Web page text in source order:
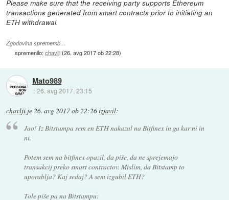
Please make sure that the receiving party supports Ethereum
transactions generated from smart contracts prior to initiating an
ETH withdrawal.
Zgodovina sprememb…
spremenilo:chavlji(26. avg 2017 ob 22:28)
Mato989
::26. avg 2017, 23:15
chavlji je26. avg 2017 ob 22:26izjavil:
Jao! Iz Bitstampa sem en ETH nakazal na Bitfinex in ga kar ni in
ni.
Potem sem na bitfinex opazil, da piše, da ne sprejemajo
transakcij preko smart contractov. Mislim, da Bitstamp to
uporablja? Kaj sedaj? A sem izgubil ETH?
Tole piše pa na Bitstampu: